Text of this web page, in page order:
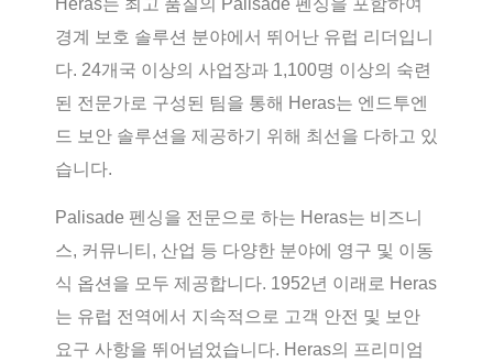
경계 보호 솔루션 분야에서 뛰어난 유럽 리더입니
다. 24개국 이상의 사업장과 1,100명 이상의 숙련
된 전문가로 구성된 팀을 통해 Heras는 엔드투엔
드 보안 솔루션을 제공하기 위해 최선을 다하고 있
습니다.
Palisade 펜싱을 전문으로 하는 Heras는 비즈니
스, 커뮤니티, 산업 등 다양한 분야에 영구 및 이동
식 옵션을 모두 제공합니다. 1952년 이래로 Heras
는 유럽 전역에서 지속적으로 고객 안전 및 보안
요구 사항을 뛰어넘었습니다. Heras의 프리미엄